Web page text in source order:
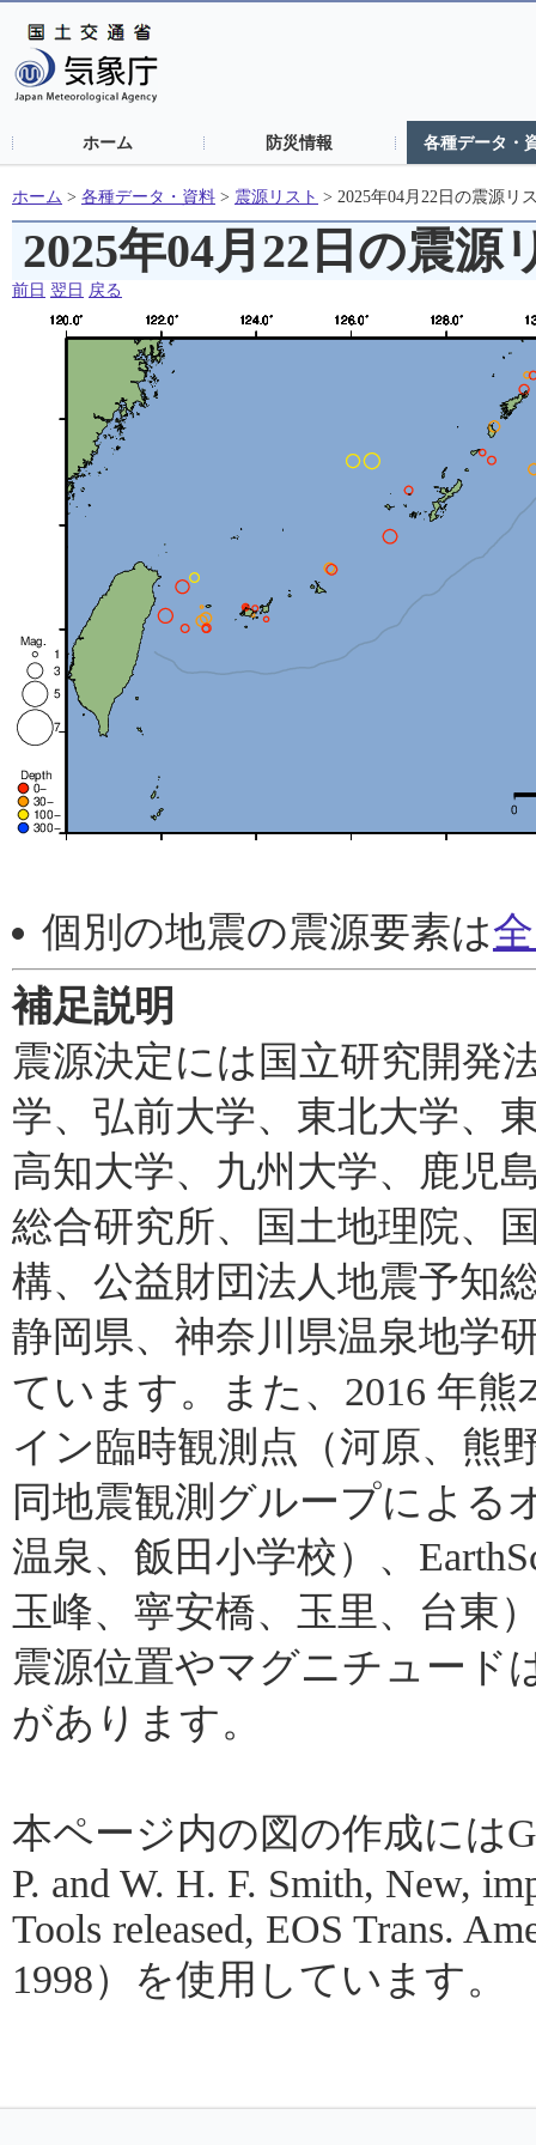
ホーム 防災情報 各種データ・
ホーム > 各種データ・資料 > 震源リスト > 2025年04月22日の震源リ
2025年04月22日の震源
前日 翌日 戻る
個別の地震の震源要素は
補足説明
震源決定には国立研究開発
学、弘前大学、東北大学、
高知大学、九州大学、鹿児
総合研究所、国土地理院、
構、公益財団法人地震予知
静岡県、神奈川県温泉地学
ています。また、2016 年
イン臨時観測点（河原、熊
同地震観測グループによる
温泉、飯田小学校）、
玉峰、寧安橋、玉里、台東
震源位置やマグニチュード
があります。
本ページ内の図の作成には
P. and W. H. F. Smith, New,
Tools released, EOS Trans.
1998）を使用しています。